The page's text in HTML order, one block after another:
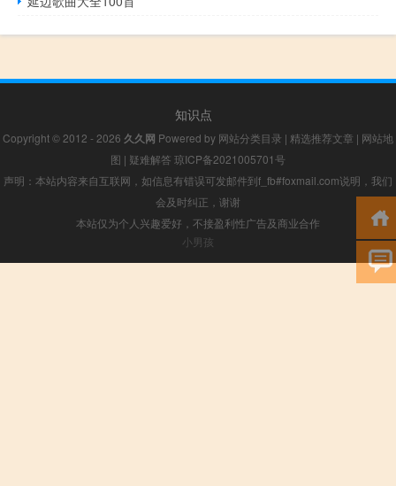
知识点
Copyright © 2012 - 2026 久久网 Powered by 网站分类目录 | 精选推荐文章 | 网站地
图 | 疑难解答 琼ICP备2021005701号
声明：本站内容来自互联网，如信息有错误可发邮件到f_fb#foxmail.com说明，我们
会及时纠正，谢谢
本站仅为个人兴趣爱好，不接盈利性广告及商业合作
小男孩